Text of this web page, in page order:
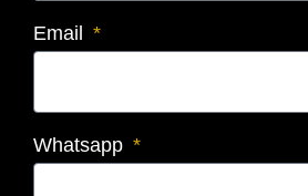
Email
Whatsapp